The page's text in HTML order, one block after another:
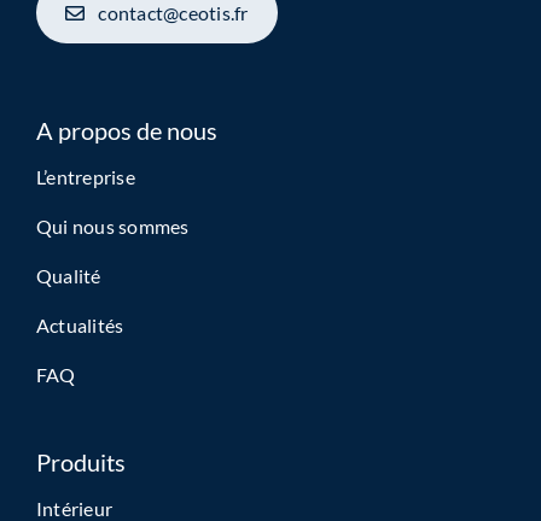
contact@ceotis.fr
A propos de nous
L’entreprise
Qui nous sommes
Qualité
Actualités
FAQ
Produits
Intérieur